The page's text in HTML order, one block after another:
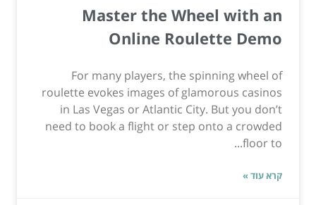
Master the Wheel with an
Online Roulette Demo
For many players, the spinning wheel of
roulette evokes images of glamorous casinos
in Las Vegas or Atlantic City. But you don’t
need to book a flight or step onto a crowded
floor to...
קרא עוד »